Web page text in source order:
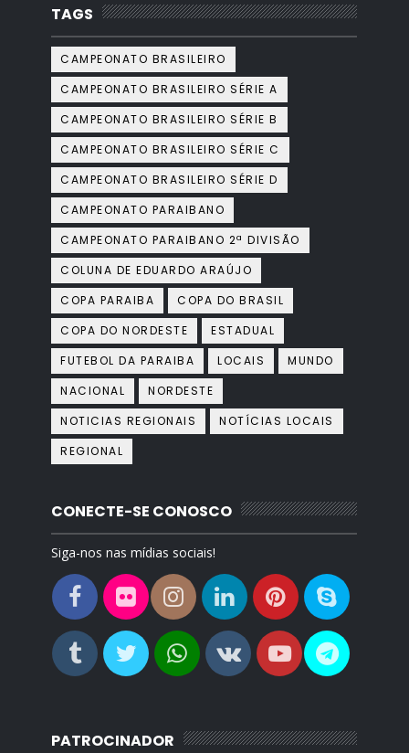
TAGS
CAMPEONATO BRASILEIRO
CAMPEONATO BRASILEIRO SÉRIE A
CAMPEONATO BRASILEIRO SÉRIE B
CAMPEONATO BRASILEIRO SÉRIE C
CAMPEONATO BRASILEIRO SÉRIE D
CAMPEONATO PARAIBANO
CAMPEONATO PARAIBANO 2ª DIVISÃO
COLUNA DE EDUARDO ARAÚJO
COPA PARAIBA
COPA DO BRASIL
COPA DO NORDESTE
ESTADUAL
FUTEBOL DA PARAIBA
LOCAIS
MUNDO
NACIONAL
NORDESTE
NOTICIAS REGIONAIS
NOTÍCIAS LOCAIS
REGIONAL
CONECTE-SE CONOSCO
Siga-nos nas mídias sociais!
PATROCINADOR